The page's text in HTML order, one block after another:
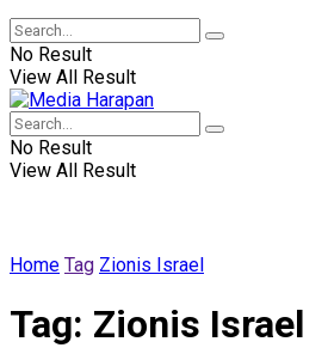
No Result
View All Result
No Result
View All Result
Home Tag Zionis Israel
Tag: Zionis Israel